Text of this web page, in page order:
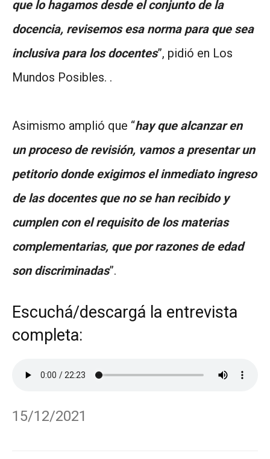
que lo hagamos desde el conjunto de la
docencia, revisemos esa norma para que sea
inclusiva para los docentes”, pidió en Los
Mundos Posibles. .
Asimismo amplió que “hay que alcanzar en
un proceso de revisión, vamos a presentar un
petitorio donde exigimos el inmediato ingreso
de las docentes que no se han recibido y
cumplen con el requisito de los materias
complementarias, que por razones de edad
son discriminadas”.
Escuchá/descargá la entrevista
completa:
15/12/2021